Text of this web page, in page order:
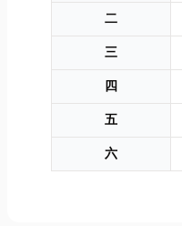
二
三
四
五
六